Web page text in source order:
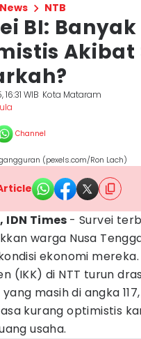
News NTB
BI:
WIB Kota Mataram
Channel
(pexels.com/Ron Lach)
IDN Times - Survei
warga Nusa
ekonomi
(IKK) di NTT turun
yang masih di angka
kurang optimistis
usaha.